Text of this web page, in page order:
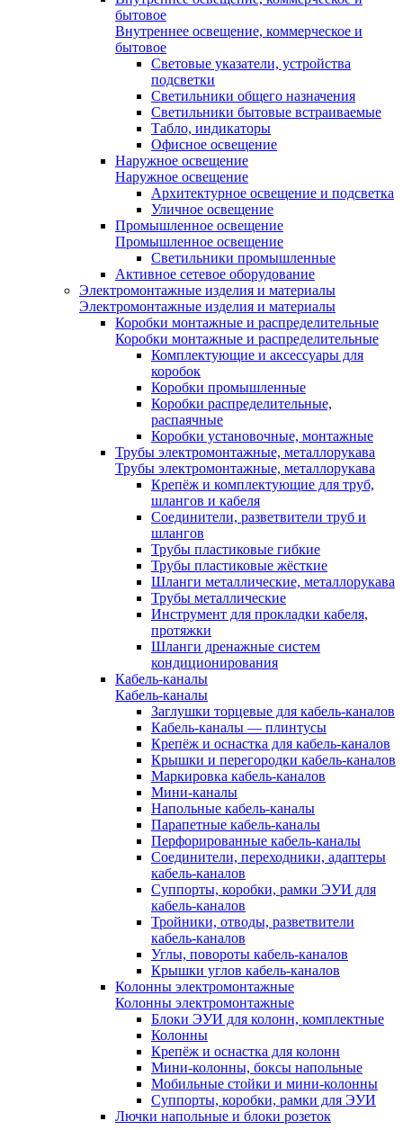
бытовое
Внутреннее освещение, коммерческое и
бытовое
Световые указатели, устройства
подсветки
Светильники общего назначения
Светильники бытовые встраиваемые
Табло, индикаторы
Офисное освещение
Наружное освещение
Наружное освещение
Архитектурное освещение и подсветка
Уличное освещение
Промышленное освещение
Промышленное освещение
Светильники промышленные
Активное сетевое оборудование
Электромонтажные изделия и материалы
Электромонтажные изделия и материалы
Коробки монтажные и распределительные
Коробки монтажные и распределительные
Комплектующие и аксессуары для
коробок
Коробки промышленные
Коробки распределительные,
распаячные
Коробки установочные, монтажные
Трубы электромонтажные, металлорукава
Трубы электромонтажные, металлорукава
Крепёж и комплектующие для труб,
шлангов и кабеля
Соединители, разветвители труб и
шлангов
Трубы пластиковые гибкие
Трубы пластиковые жёсткие
Шланги металлические, металлорукава
Трубы металлические
Инструмент для прокладки кабеля,
протяжки
Шланги дренажные систем
кондиционирования
Кабель-каналы
Кабель-каналы
Заглушки торцевые для кабель-каналов
Кабель-каналы — плинтусы
Крепёж и оснастка для кабель-каналов
Крышки и перегородки кабель-каналов
Маркировка кабель-каналов
Мини-каналы
Напольные кабель-каналы
Парапетные кабель-каналы
Перфорированные кабель-каналы
Соединители, переходники, адаптеры
кабель-каналов
Суппорты, коробки, рамки ЭУИ для
кабель-каналов
Тройники, отводы, разветвители
кабель-каналов
Углы, повороты кабель-каналов
Крышки углов кабель-каналов
Колонны электромонтажные
Колонны электромонтажные
Блоки ЭУИ для колонн, комплектные
Колонны
Крепёж и оснастка для колонн
Мини-колонны, боксы напольные
Мобильные стойки и мини-колонны
Суппорты, коробки, рамки для ЭУИ
Лючки напольные и блоки розеток